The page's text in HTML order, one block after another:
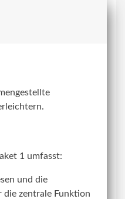
1 umfasst:
und die
die zentrale Funktion